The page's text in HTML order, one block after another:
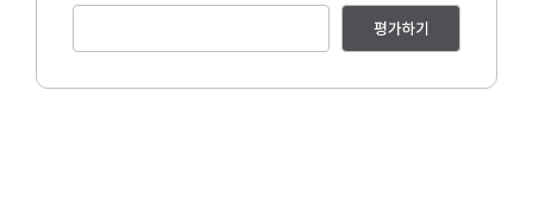
평가하기